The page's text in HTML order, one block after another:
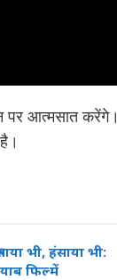
पर आत्मसात करेंगे।
भी, हंसाया भी:
फिल्में